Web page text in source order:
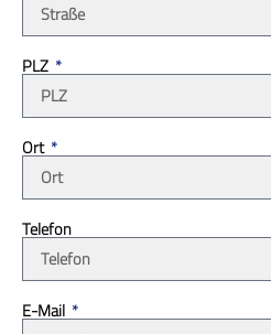
PLZ
Ort
Telefon
E-Mail